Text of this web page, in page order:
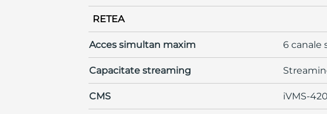
RETEA
Acces simultan maxim 6 canale
Capacitate streaming
CMS iVMS-